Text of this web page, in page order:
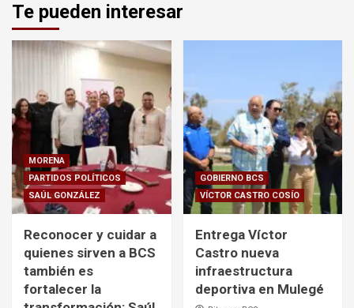
Te pueden interesar
MORENA
PARTIDOS POLÍTICOS
SAÚL GONZÁLEZ
Reconocer y cuidar a
quienes sirven a BCS
también es
fortalecer la
GOBIERNO BCS
VÍCTOR CASTRO COSÍO
Entrega Víctor
Castro nueva
infraestructura
deportiva en Mulegé